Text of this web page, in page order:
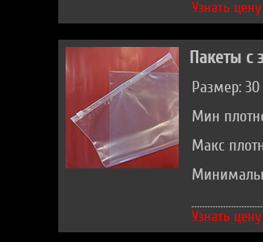
Узнать
Пакеты с
Размер:
Мин
Макс
Узнать